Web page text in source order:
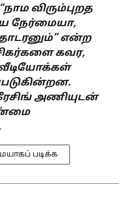
விரும்புறத
நேர்மையா,
என்ற
கவர,
அணியுடன்
படிக்க